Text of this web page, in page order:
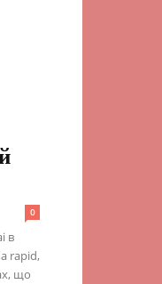
0
в
rapid,
що